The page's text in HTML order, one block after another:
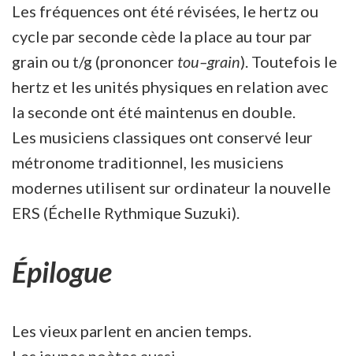
Les fréquences ont été révisées, le hertz ou
cycle par seconde cède la place au tour par
grain ou t/g (prononcer tou–grain). Toutefois le
hertz et les unités physiques en relation avec
la seconde ont été maintenus en double.
Les musiciens classiques ont conservé leur
métronome traditionnel, les musiciens
modernes utilisent sur ordinateur la nouvelle
ERS (Échelle Rythmique Suzuki).
Épilogue
Les vieux parlent en ancien temps.